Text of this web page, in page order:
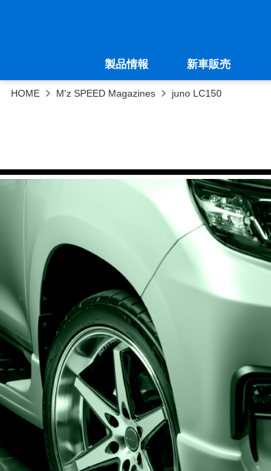
製品情報 新車販売
HOME M'z SPEED Magazines juno LC150